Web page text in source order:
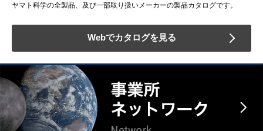
ヤマト科学の全製品、及び一部取り扱いメーカーの製品カタログです。
Webでカタログを見る